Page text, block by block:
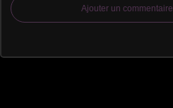
Ajouter un commentaire